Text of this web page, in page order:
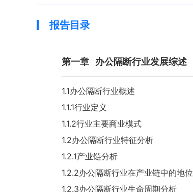
报告目录
第一章 办公隔断行业发展综述
1.1办公隔断行业概述
1.1.1行业定义
1.1.2行业主要商业模式
1.2办公隔断行业特征分析
1.2.1产业链分析
1.2.2办公隔断行业在产业链中的地位
1.2.3办公隔断行业生命周期分析